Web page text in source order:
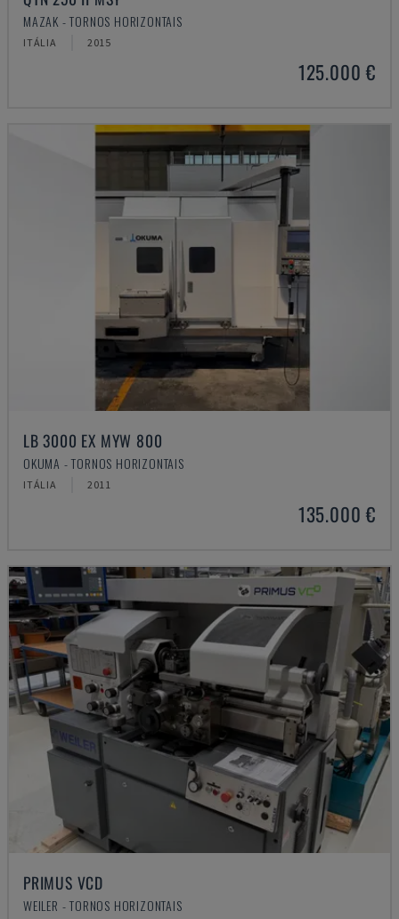
MAZAK - TORNOS HORIZONTAIS
ITÁLIA 2015
125.000 €
LB 3000 EX MYW 800
OKUMA - TORNOS HORIZONTAIS
ITÁLIA 2011
135.000 €
PRIMUS VCD
WEILER - TORNOS HORIZONTAIS